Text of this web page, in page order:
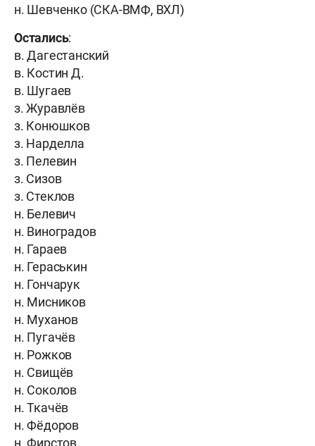
н. Шевченко (СКА-ВМФ, ВХЛ)
Остались:
в. Дагестанский
в. Костин Д.
в. Шугаев
з. Журавлёв
з. Конюшков
з. Нарделла
з. Пелевин
з. Сизов
з. Стеклов
н. Белевич
н. Виноградов
н. Гараев
н. Гераськин
н. Гончарук
н. Мисников
н. Муханов
н. Пугачёв
н. Рожков
н. Свищёв
н. Соколов
н. Ткачёв
н. Фёдоров
н. Фирстов